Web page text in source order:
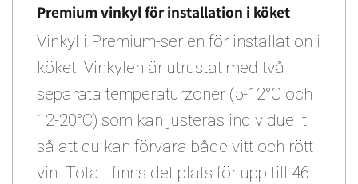
Premium vinkyl för installation i köket
Vinkyl i Premium-serien för installation i
köket. Vinkylen är utrustat med två
separata temperaturzoner (5-12°C och
12-20°C) som kan justeras individuellt
så att du kan förvara både vitt och rött
vin. Totalt finns det plats för upp till 46